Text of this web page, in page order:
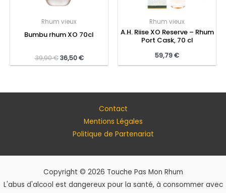
Rhum vieux
Bumbu rhum XO 70cl
39,90€ 36,50€
Rhum vieux
A.H. Riise XO Reserve – Rhum
Port Cask, 70 cl
59,79€
Contact
Mentions Légales
Politique de Partenariat
Copyright © 2026 Touche Pas Mon Rhum
L'abus d'alcool est dangereux pour la santé, à consommer avec